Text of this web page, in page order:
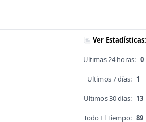
Ver Estadísticas:
Ultimas 24 horas: 0
Ultimos 7 días: 1
Ultimos 30 días: 13
Todo El Tiempo: 89